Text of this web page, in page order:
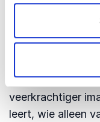
3.
minstens zo
transparantie
en kritische
veerkrachtiger
leert, wie alleen